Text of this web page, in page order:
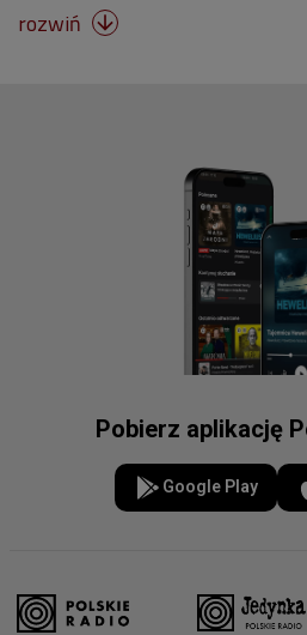
rozwiń 
Pobierz aplikację
Google Play